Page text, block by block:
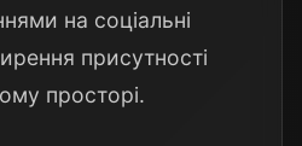
на соціальні
присутності
просторі.